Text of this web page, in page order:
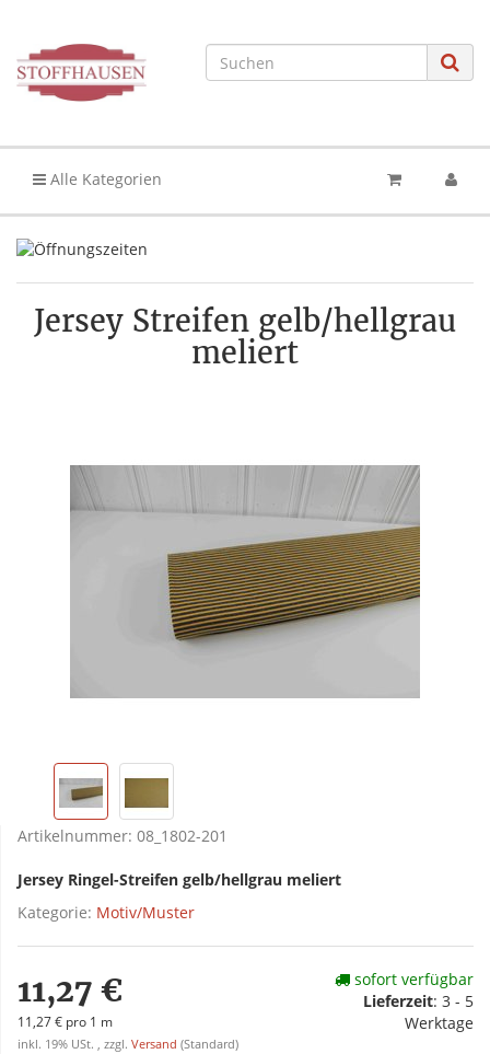
Alle Kategorien
Jersey Streifen gelb/hellgrau
meliert
Artikelnummer: 08_1802-201
Jersey Ringel-Streifen gelb/hellgrau meliert
Kategorie: Motiv/Muster
11,27 €
11,27 € pro 1 m
inkl. 19% USt. , zzgl. Versand (Standard)
sofort verfügbar
Lieferzeit: 3 - 5
Werktage